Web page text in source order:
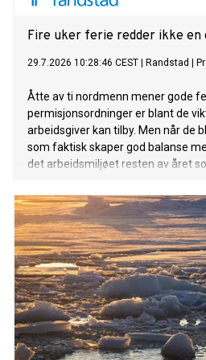
Fire uker ferie redder ikke en
29.7.2026 10:28:46 CEST Randstad
Åtte av ti nordmenn mener gode
permisjonsordninger er blant de
arbeidsgiver kan tilby. Men når de
som faktisk skaper god balanse
det arbeidsmiljøet resten av året